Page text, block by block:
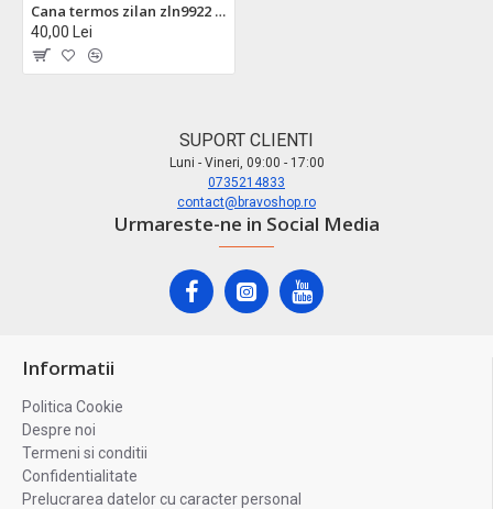
Cana termos zilan zln9922 - 510ml, inox, pereti dubli, mentine temperatura 6-12h
40,00 Lei
SUPORT CLIENTI
Luni - Vineri, 09:00 - 17:00
0735214833
contact@bravoshop.ro
Urmareste-ne in Social Media
Informatii
Politica Cookie
Despre noi
Termeni si conditii
Confidentialitate
Prelucrarea datelor cu caracter personal